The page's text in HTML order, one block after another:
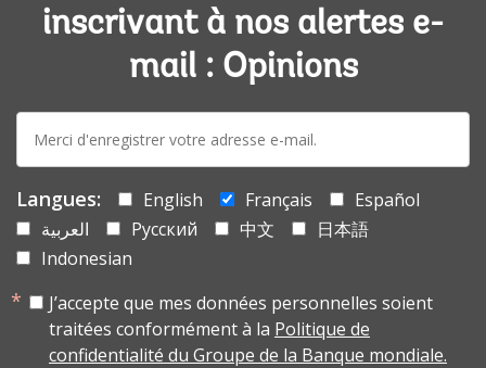
inscrivant à nos alertes e-
mail : Opinions
mail:
Langues: English Français
Español
العربية
Русский 中文
日本語
Indonesian
J’accepte que mes données personnelles soient
traitées conformément à la Politique de
confidentialité du Groupe de la Banque mondiale.